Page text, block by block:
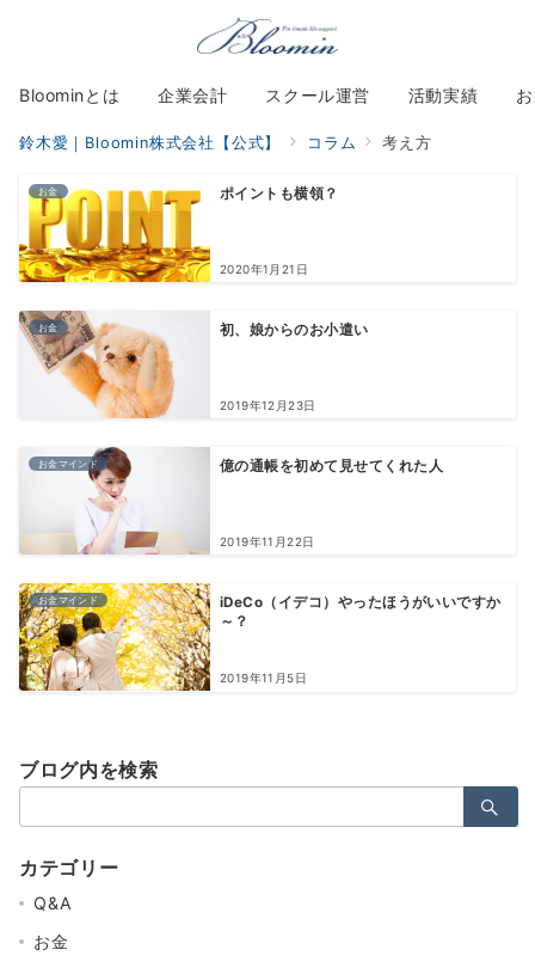
Bloominとは 企業会計 スクール運営 活動実績
鈴木愛｜Bloomin株式会社【公式】 コラム 考え方
お金 ポイントも横領？
2020年1月21日
お金 初、娘からのお小遣い
2019年12月23日
お金マインド 億の通帳を初めて見せてくれた人
2019年11月22日
お金マインド
iDeCo（イデコ）やったほうがいいですか
～？
2019年11月5日
ブログ内を検索
索：
カテゴリー
Q&A
お金